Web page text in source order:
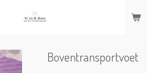
Boventransportvoet